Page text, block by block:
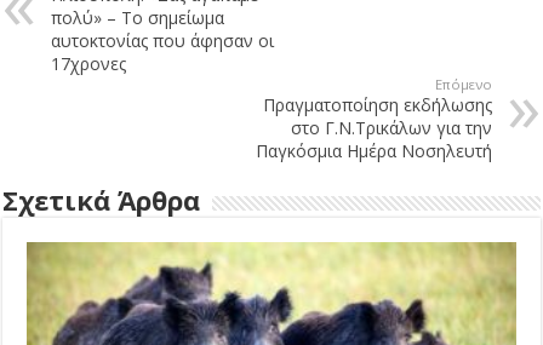
πολύ» – Το σημείωμα
αυτοκτονίας που άφησαν οι
17χρονες
Επόμενο
Πραγματοποίηση εκδήλωσης
στο Γ.Ν.Τρικάλων για την
Παγκόσμια Ημέρα Νοσηλευτή
Σχετικά Άρθρα